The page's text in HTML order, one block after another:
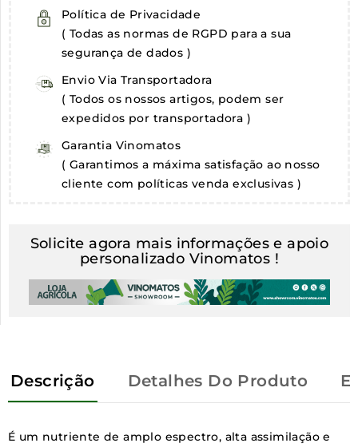
Política de Privacidade
( Todas as normas de RGPD para a sua
segurança de dados )
Envio Via Transportadora
( Todos os nossos artigos, podem ser
expedidos por transportadora )
Garantia Vinomatos
( Garantimos a máxima satisfação ao nosso
cliente com políticas venda exclusivas )
Solicite agora mais informações e apoio
personalizado Vinomatos !
Descrição Detalhes Do Produto
É um nutriente de amplo espectro, alta assimilação e